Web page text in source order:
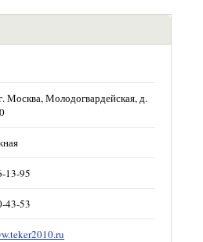
Москва, Молодогвардейская, д.
13-95
43-53